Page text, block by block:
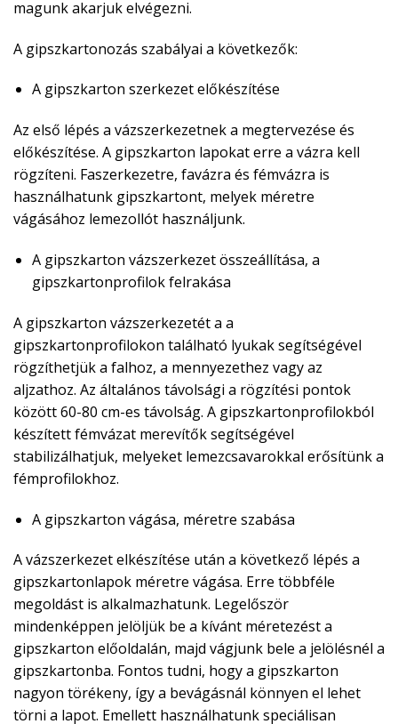
magunk akarjuk elvégezni.
A gipszkartonozás szabályai a következők:
A gipszkarton szerkezet előkészítése
Az első lépés a vázszerkezetnek a megtervezése és
előkészítése. A gipszkarton lapokat erre a vázra kell
rögzíteni. Faszerkezetre, favázra és fémvázra is
használhatunk gipszkartont, melyek méretre
vágásához lemezollót használjunk.
A gipszkarton vázszerkezet összeállítása, a
gipszkartonprofilok felrakása
A gipszkarton vázszerkezetét a a
gipszkartonprofilokon található lyukak segítségével
rögzíthetjük a falhoz, a mennyezethez vagy az
aljzathoz. Az általános távolsági a rögzítési pontok
között 60-80 cm-es távolság. A gipszkartonprofilokból
készített fémvázat merevítők segítségével
stabilizálhatjuk, melyeket lemezcsavarokkal erősítünk a
fémprofilokhoz.
A gipszkarton vágása, méretre szabása
A vázszerkezet elkészítése után a következő lépés a
gipszkartonlapok méretre vágása. Erre többféle
megoldást is alkalmazhatunk. Legelőször
mindenképpen jelöljük be a kívánt méretezést a
gipszkarton előoldalán, majd vágjunk bele a jelölésnél a
gipszkartonba. Fontos tudni, hogy a gipszkarton
nagyon törékeny, így a bevágásnál könnyen el lehet
törni a lapot. Emellett használhatunk speciálisan